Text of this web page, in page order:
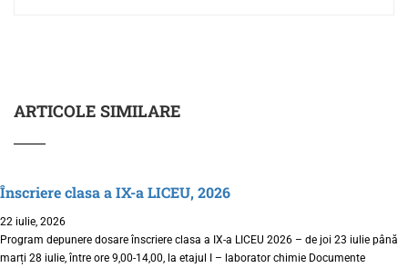
ARTICOLE SIMILARE
Înscriere clasa a IX-a LICEU, 2026
22 iulie, 2026
Program depunere dosare înscriere clasa a IX-a LICEU 2026 – de joi 23 iulie până
marți 28 iulie, între ore 9,00-14,00, la etajul I – laborator chimie Documente